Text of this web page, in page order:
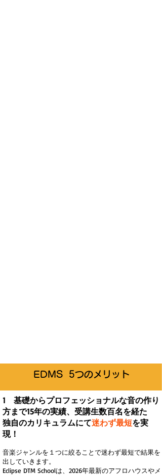
EDMS 5つのメリット​
1 基礎からプロフェッショナルな音の作り
方まで15年の実績、 受講生数百名を経た
独自のカリキュラムにて迷わず最短を実
現！
音楽ジャンルを１つに絞ることで迷わず最短で結果を
出していきます。
Eclipse DTM Schoolは、2026年最新のアフロハウスやメ